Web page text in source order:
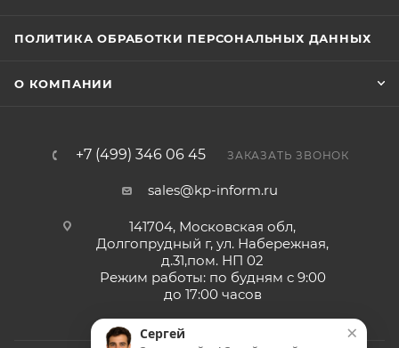
ПОЛИТИКА ОБРАБОТКИ ПЕРСОНАЛЬНЫХ ДАННЫХ
О КОМПАНИИ
+7 (499) 346 06 45 ЗАКАЗАТЬ ЗВОНОК
sales@kp-inform.ru
141704, Московская обл,
Долгопрудный г, ул. Набережная,
д.31,пом. НП 02
Режим работы: по будням с 9:00
до 17:00 часов
×
Сергей